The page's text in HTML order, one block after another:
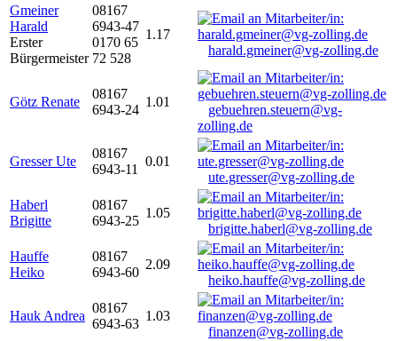
Gmeiner
Harald
Erster
Bürgermeister
08167
6943-47
0170 65
72 528
1.17
harald.gmeiner@vg-zolling.de
Götz Renate
08167
6943-24
1.01
gebuehren.steuern@vg-
zolling.de
Gresser Ute
08167
6943-11
0.01
ute.gresser@vg-zolling.de
Haberl
Brigitte
08167
6943-25
1.05
brigitte.haberl@vg-zolling.de
Hauffe
Heiko
08167
6943-60
2.09
heiko.hauffe@vg-zolling.de
Hauk Andrea
08167
6943-63
1.03
finanzen@vg-zolling.de